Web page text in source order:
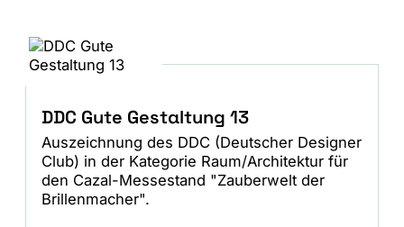
DDC Gute Gestaltung 13
Auszeichnung des DDC (Deutscher Designer
Club) in der Kategorie Raum/Architektur für
den Cazal-Messestand "Zauberwelt der
Brillenmacher".